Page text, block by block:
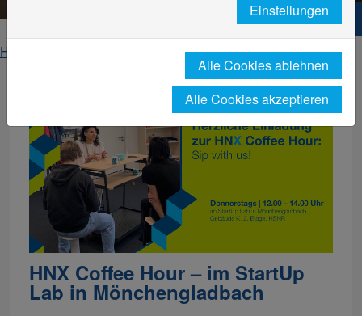
Hochschule Niederrhein. Dein Weg.
Home
Veranstaltungen
HNX Coffee Hour – im StartUp
Lab in Mönchengladbach
Einstellungen
Alle Cookies ablehnen
Alle Cookies akzeptieren